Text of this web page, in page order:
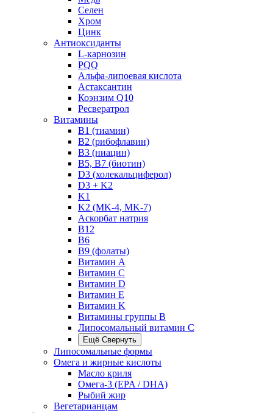
Селен
Хром
Цинк
Антиоксиданты
L-карнозин
PQQ
Альфа-липоевая кислота
Астаксантин
Коэнзим Q10
Ресвератрол
Витамины
B1 (тиамин)
B2 (рибофлавин)
B3 (ниацин)
B5, B7 (биотин)
D3 (холекальциферол)
D3 + K2
K1
K2 (MK-4, MK-7)
Аскорбат натрия
В12
В6
В9 (фолаты)
Витамин A
Витамин C
Витамин D
Витамин E
Витамин K
Витамины группы B
Липосомальный витамин C
Ещё Свернуть
Липосомальные формы
Омега и жирные кислоты
Масло криля
Омега-3 (EPA / DHA)
Рыбий жир
Вегетарианцам